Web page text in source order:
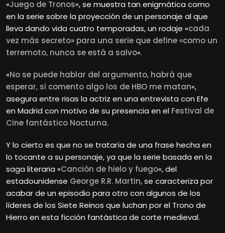
«Juego de Tronos«, se muestra tan enigmática como
en la serie sobre la proyección de un personaje al que
lleva dando vida cuatro temporadas, un rodaje «cada
vez más secreto» para una serie que define «como un
terremoto, nunca se está a salvo«.
«No se puede hablar del argumento, habrá que
esperar, si comento algo los de HBO me matan«,
asegura entre risas la actriz en una entrevista con Efe
en Madrid con motivo de su presencia en el Festival de
Cine fantástico Nocturna.
Y lo cierto es que no se trataría de una frase hecha en
lo tocante a su personaje, ya que la serie basada en la
saga literaria «Canción de hielo y fuego«, del
estadounidense George R.R. Martin, se caracteriza por
acabar de un episodio para otro con algunos de los
líderes de los Siete Reinos que luchan por el Trono de
Hierro en esta ficción fantástica de corte medieval.